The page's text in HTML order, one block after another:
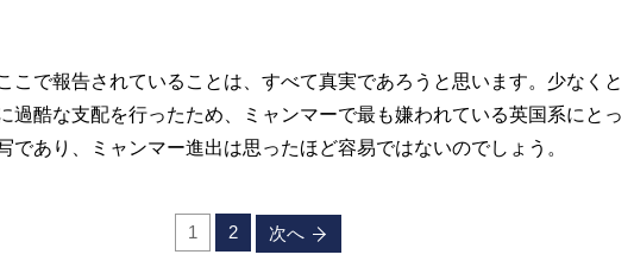
こで報告されていることは、すべて真実であろうと思います。少なくと
過酷な支配を行ったため、ミャンマーで最も嫌われている英国系にとっ
であり、ミャンマー進出は思ったほど容易ではないのでしょう。
1 2 次へ